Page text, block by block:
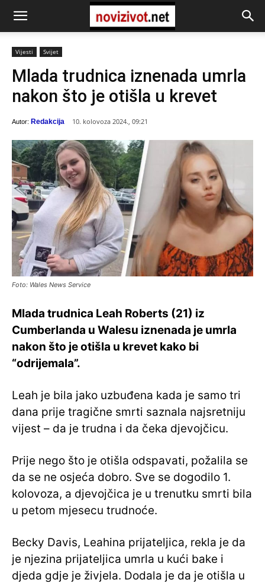
Vijesti Svijet
Mlada trudnica iznenada umrla
nakon što je otišla u krevet
Autor: Redakcija 10. kolovoza 2024., 09:21
Foto: Wales News Service
Mlada trudnica Leah Roberts (21) iz
Cumberlanda u Walesu iznenada je umrla
nakon što je otišla u krevet kako bi
“odrijemala”.
Leah je bila jako uzbuđena kada je samo tri
dana prije tragične smrti saznala najsretniju
vijest – da je trudna i da čeka djevojčicu.
Prije nego što je otišla odspavati, požalila se
da se ne osjeća dobro. Sve se dogodilo 1.
kolovoza, a djevojčica je u trenutku smrti bila
u petom mjesecu trudnoće.
Becky Davis, Leahina prijateljica, rekla je da
je njezina prijateljica umrla u kući bake i
djeda gdje je živjela. Dodala je da je otišla u